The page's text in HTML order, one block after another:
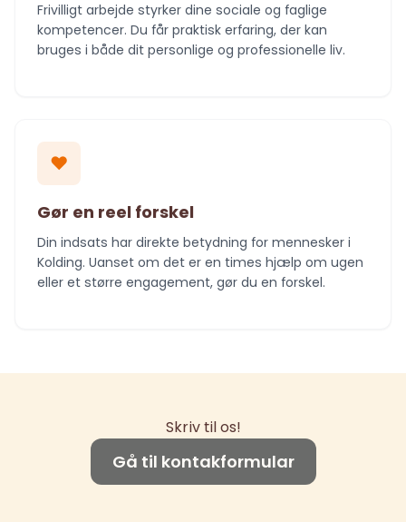
Frivilligt arbejde styrker dine sociale og faglige
kompetencer. Du får praktisk erfaring, der kan
bruges i både dit personlige og professionelle liv.
❤️
Gør en reel forskel
Din indsats har direkte betydning for mennesker i
Kolding. Uanset om det er en times hjælp om ugen
eller et større engagement, gør du en forskel.
Skriv til os!
Gå til kontakformular